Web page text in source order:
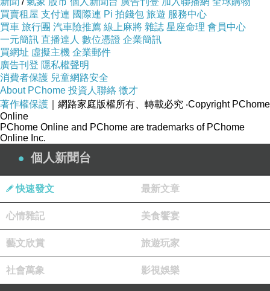
現場排隊。而位在台中不二製餅則是去年在台中
開立的新店面，不二製餅由彰化不二坊第三代成
立。大家千萬不要以為不二製餅是因為彰化不二
坊分家而開立，不二製餅一樣師承第一代阿公配
方。而且第一代阿嬤心疼大家買餅排隊，也鼓勵
第三代前往台中開設不二製餅，更特別交代第三
代一定要遵從阿公配方，不能更改配方。所以大
家就可以知道，彰化不二坊與台中不二製餅為關
係企業，而且是各自獨立經營，但都師承第一代
配方。
買賣租屋 支付連 國際連 Pi 拍錢包 旅遊 服務中心
買車 旅行團 汽車險推薦 線上麻將 雜誌 星座命理 會員中心
一元簡訊 直播達人 數位憑證 企業簡訊
買網址 虛擬主機 企業郵件
廣告刊登 隱私權聲明
消費者保護 兒童網路安全
About PChome 投資人聯絡 徵才
著作權保護 ｜網路家庭版權所有、轉載必究 ‧Copyright PChome
Online
PChome Online and PChome are trademarks of PChome
Online Inc.
個人新聞台
快速發文 最新文章
心情雜記 美食饗宴
藝文欣賞 旅遊玩家
社會萬象 影視娛樂